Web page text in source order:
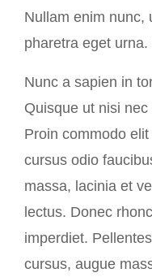
Nullam enim nunc,
pharetra eget
Nunc a sapien in
Quisque ut nisi
Proin commodo
cursus odio
massa, lacinia et
lectus. Donec
imperdiet.
cursus, augue